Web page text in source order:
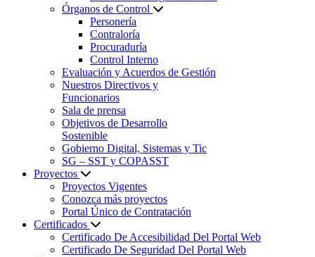
Órganos de Control
Personería
Contraloría
Procuraduría
Control Interno
Evaluación y Acuerdos de Gestión
Nuestros Directivos y
Funcionarios
Sala de prensa
Objetivos de Desarrollo
Sostenible
Gobierno Digital, Sistemas y Tic
SG – SST y COPASST
Proyectos
Proyectos Vigentes
Conozca más proyectos
Portal Único de Contratación
Certificados
Certificado De Accesibilidad Del Portal Web
Certificado De Seguridad Del Portal Web